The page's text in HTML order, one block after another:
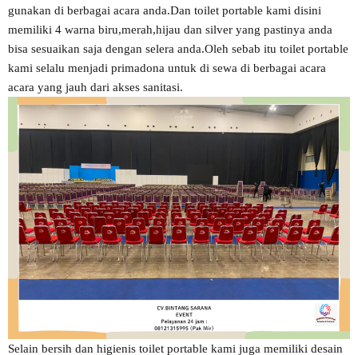
gunakan di berbagai acara anda.Dan toilet portable kami disini
memiliki 4 warna biru,merah,hijau dan silver yang pastinya anda
bisa sesuaikan saja dengan selera anda.Oleh sebab itu toilet portable
kami selalu menjadi primadona untuk di sewa di berbagai acara
acara yang jauh dari akses sanitasi.
Selain bersih dan higienis toilet portable kami juga memiliki desain